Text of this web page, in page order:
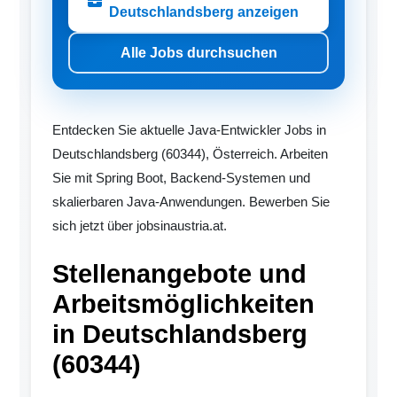
Deutschlandsberg anzeigen
Alle Jobs durchsuchen
Entdecken Sie aktuelle Java-Entwickler Jobs in
Deutschlandsberg (60344), Österreich. Arbeiten
Sie mit Spring Boot, Backend-Systemen und
skalierbaren Java-Anwendungen. Bewerben Sie
sich jetzt über jobsinaustria.at.
Stellenangebote und
Arbeitsmöglichkeiten
in Deutschlandsberg
(60344)